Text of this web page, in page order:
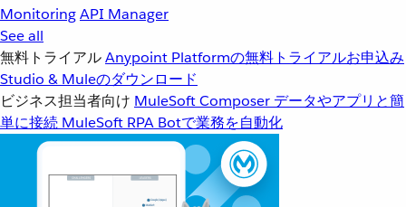
MonitoringAPI Manager
See all
無料トライアルAnypoint Platformの無料トライアルお申込み
Studio & Muleのダウンロード
ビジネス担当者向け MuleSoft Composer データやアプリと簡
単に接続 MuleSoft RPA Botで業務を自動化